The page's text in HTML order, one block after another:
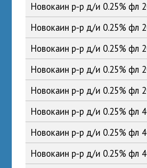
Новокаин р-р д/и 0.25%
Новокаин р-р д/и 0.25% фл
Новокаин р-р д/и 0.25% фл
Новокаин р-р д/и 0.25% фл
Новокаин р-р д/и 0.25% фл
Новокаин р-р д/и 0.25% фл
Новокаин р-р д/и 0.25% фл
Новокаин р-р д/и 0.25% фл